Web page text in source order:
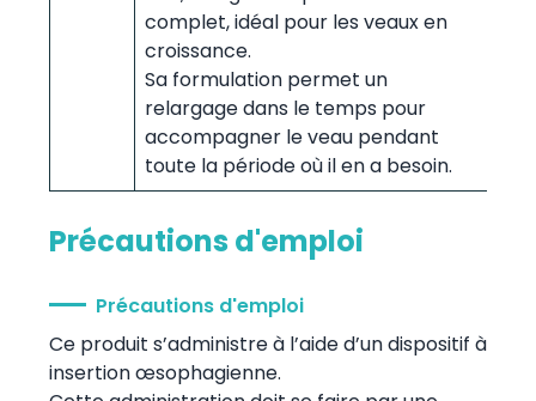
complet, idéal pour les veaux en
croissance.
Sa formulation permet un
relargage dans le temps pour
accompagner le veau pendant
toute la période où il en a besoin.
Précautions d'emploi
Précautions d'emploi
Ce produit s’administre à l’aide d’un dispositif à
insertion œsophagienne.